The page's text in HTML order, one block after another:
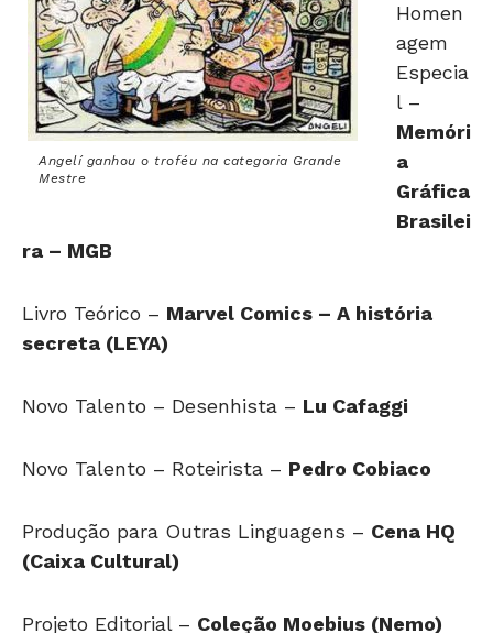
Angelí ganhou o troféu na categoria Grande
Mestre
Homen
agem
Especia
l –
Memóri
a
Gráfica
Brasilei
ra – MGB
Livro Teórico – Marvel Comics – A história
secreta (LEYA)
Novo Talento – Desenhista – Lu Cafaggi
Novo Talento – Roteirista – Pedro Cobiaco
Produção para Outras Linguagens – Cena HQ
(Caixa Cultural)
Projeto Editorial – Coleção Moebius (Nemo)